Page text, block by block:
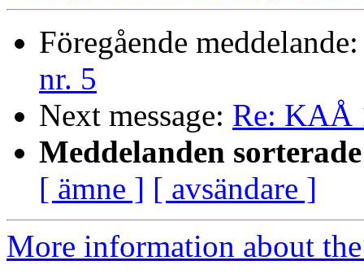
Föregående
nr. 5
Next message: Re: KAÅ
Meddelanden
[ ämne ] [ avsändare ]
More information about